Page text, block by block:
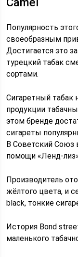
Популярность
своеобразным
Достигается это
турецкий табак
сортами.
Сигаретный табак
продукции
этом бренде
сигареты
В Советский Союз
помощи «Ленд-
Производитель
жёлтого цвета, и
black, тонкие
История Bond
маленького